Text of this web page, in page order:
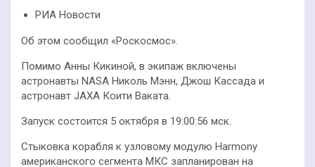
РИА Новости
Об этом сообщил «Роскосмос».
Помимо Анны Кикиной, в экипаж включены
астронавты NASA Николь Мэнн, Джош Кассада и
астронавт JAXA Коити Ваката.
Запуск состоится 5 октября в 19:00:56 мск.
Стыковка корабля к узловому модулю Harmony
американского сегмента МКС запланирован на